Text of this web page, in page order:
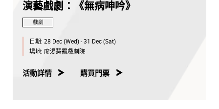
演藝戲劇：《無病呻吟》
戲劇
日期: 28 Dec (Wed) - 31 Dec (Sat)
場地: 廖湯慧靄戲劇院
活動詳情 購買門票